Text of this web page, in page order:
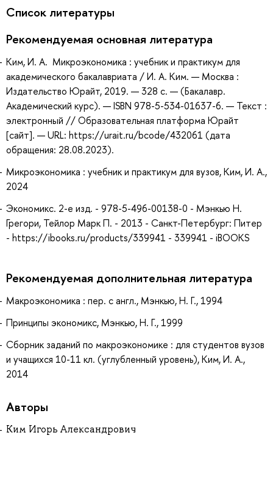
Список литературы
Рекомендуемая основная литература
Ким, И. А. Микроэкономика : учебник и практикум для
академического бакалавриата / И. А. Ким. — Москва :
Издательство Юрайт, 2019. — 328 с. — (Бакалавр.
Академический курс). — ISBN 978-5-534-01637-6. — Текст :
электронный // Образовательная платформа Юрайт
[сайт]. — URL: https://urait.ru/bcode/432061 (дата
обращения: 28.08.2023).
Микроэкономика : учебник и практикум для вузов, Ким, И. А.,
2024
Экономикс. 2-е изд. - 978-5-496-00138-0 - Мэнкью Н.
Грегори, Тейлор Марк П. - 2013 - Санкт-Петербург: Питер
- https://ibooks.ru/products/339941 - 339941 - iBOOKS
Рекомендуемая дополнительная литература
Макроэкономика : пер. с англ., Мэнкью, Н. Г., 1994
Принципы экономикс, Мэнкью, Н. Г., 1999
Сборник заданий по макроэкономике : для студентов вузов
и учащихся 10-11 кл. (углубленный уровень), Ким, И. А.,
2014
Авторы
Ким Игорь Александрович